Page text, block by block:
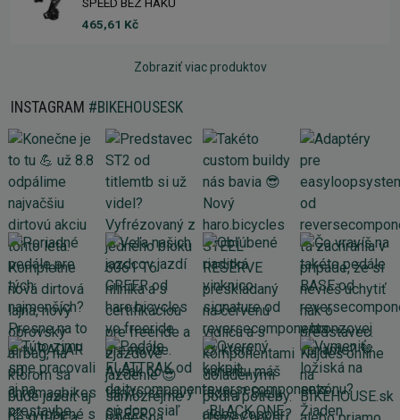
465,61 Kč
Zobraziť viac produktov
INSTAGRAM #BIKEHOUSESK